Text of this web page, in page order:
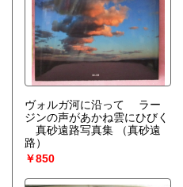
ヴォルガ河に沿って ラー
ジンの声があかね雲にひびく
真砂遠路写真集
（真砂遠
路）
￥850